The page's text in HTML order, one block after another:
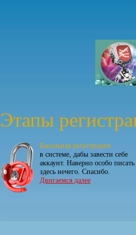
Этапы
Банальная регистрация
в системе, дабы завести себе
аккаунт. Наверно особо писать
здесь нечего. Спасибо.
Двигаемся далее